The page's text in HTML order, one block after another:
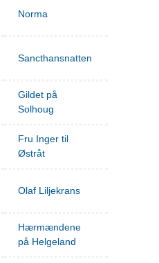
Norma
Sancthansnatten
Gildet på
Solhoug
Fru Inger til
Østråt
Olaf Liljekrans
Hærmændene
på Helgeland